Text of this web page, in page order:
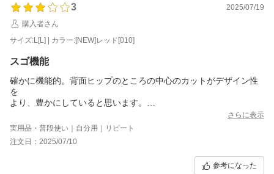
3
2025/07/19
購入者さん
サイズ:L[L] | カラー:[NEW]レッド[010]
スゴ機能
確かに機能的。背面ヒップのところの中心のカットがデザイン性
を
より、豊かにしていると思います。
全体的に大きめなので、ワンサイズから2サイズ落としたほうがい
いと思います。
オーバーサイズで着用するのであれば、その限りではありませ
ん。
私は、レッドを購入したのですが、発色が少し深みよりです。
もっと華やかなぱっとしたレッドが好みだったので、この評価と
さらに表示
実用品・普段使い｜自分用｜リピート
注文日：2025/07/10
参考になった